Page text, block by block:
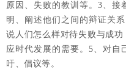
原因、失败的教训等。3、接
明、阐述他们之间的辩证关
说人们怎么样对待失败与成
应时代发展的需要。5、对自
吁、倡议等。